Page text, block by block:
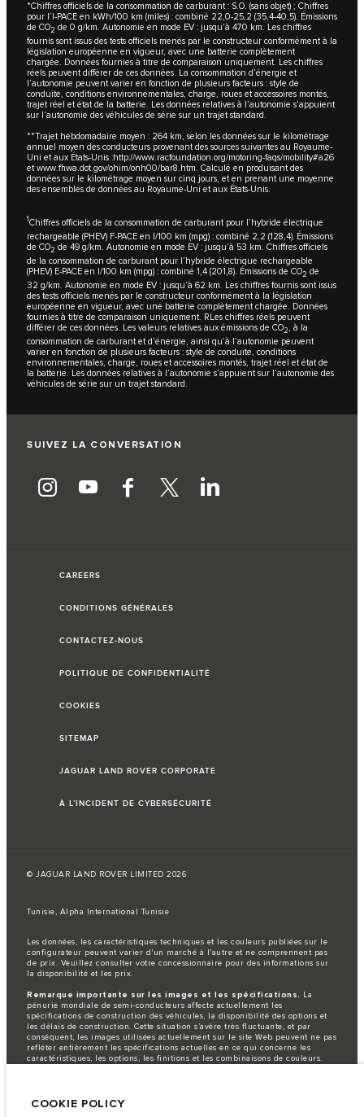
*Chiffres officiels de la consommation de carburant : S.O. (sans objet) ; Chiffres
pour l’I-PACE en kWh/100 km (miles) : combiné 22,0-25,2 (35,4-40,5). Émissions
de CO2 de 0 g/km. Autonomie en mode EV : jusqu’à 470 km. Les chiffres
fournis sont issus des tests officiels menés par le constructeur conformément à la
législation européenne en vigueur, avec une batterie complètement
chargée. Données fournies à titre de comparaison uniquement. Les chiffres
réels peuvent différer de ces données. La consommation d’énergie et
l’autonomie peuvent varier en fonction de plusieurs facteurs : style de
conduite, conditions environnementales, charge, roues et accessoires montés,
trajet réel et état de la batterie. Les données relatives à l’autonomie s’appuient
sur l’autonomie des véhicules de série sur un trajet standard.
**Trajet hebdomadaire moyen : 264 km, selon les données sur le kilométrage
annuel moyen des conducteurs provenant des sources suivantes au Royaume-
Uni et aux États-Unis :http://www.racfoundation.org/motoring-faqs/mobility#a26
et www.fhwa.dot.gov/ohim/onh00/bar8.htm. Calculé en produisant des
données sur le kilométrage moyen sur cinq jours, et en prenant une moyenne
des ensembles de données au Royaume-Uni et aux États-Unis.
1Chiffres officiels de la consommation de carburant pour l’hybride électrique
rechargeable (PHEV) F-PACE en l/100 km (mpg) : combiné 2,2 (128,4). Émissions
de CO2 de 49 g/km. Autonomie en mode EV : jusqu’à 53 km. Chiffres officiels
de la consommation de carburant pour l’hybride électrique rechargeable
(PHEV) E-PACE en l/100 km (mpg) : combiné 1,4 (201,8). Émissions de CO2 de
32 g/km. Autonomie en mode EV : jusqu’à 62 km. Les chiffres fournis sont issus
des tests officiels menés par le constructeur conformément à la législation
européenne en vigueur, avec une batterie complètement chargée. Données
fournies à titre de comparaison uniquement. RLes chiffres réels peuvent
différer de ces données. Les valeurs relatives aux émissions de CO2, à la
consommation de carburant et d’énergie, ainsi qu’à l’autonomie peuvent
varier en fonction de plusieurs facteurs : style de conduite, conditions
environnementales, charge, roues et accessoires montés, trajet réel et état de
la batterie. Les données relatives à l’autonomie s’appuient sur l’autonomie des
véhicules de série sur un trajet standard.
SUIVEZ LA CONVERSATION
CAREERS
CONDITIONS GÉNÉRALES
CONTACTEZ-NOUS
POLITIQUE DE CONFIDENTIALITÉ
COOKIES
SITEMAP
JAGUAR LAND ROVER CORPORATE
À L’INCIDENT DE CYBERSÉCURITÉ
© JAGUAR LAND ROVER LIMITED 2026
Tunisie, Alpha International Tunisie
Les données, les caractéristiques techniques et les couleurs publiées sur le
configurateur peuvent varier d'un marché à l'autre et ne comprennent pas
de prix. Veuillez consulter votre concessionnaire pour des informations sur
la disponibilité et les prix.
Remarque importante sur les images et les spécifications. La
pénurie mondiale de semi-conducteurs affecte actuellement les
spécifications de construction des véhicules, la disponibilité des options et
les délais de construction. Cette situation s’avère très fluctuante, et par
conséquent, les images utilisées actuellement sur le site Web peuvent ne pas
refléter entièrement les spécifications actuelles en ce qui concerne les
caractéristiques, les options, les finitions et les combinaisons de couleurs.
Les chiffres fournis proviennent de tests offi ciels effectués par le fabricant
COOKIE POLICY